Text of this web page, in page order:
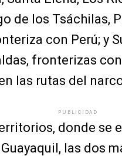
de los Tsáchilas,
con Perú; y
fronterizas
las rutas del
PUBLICIDAD
donde se
las dos